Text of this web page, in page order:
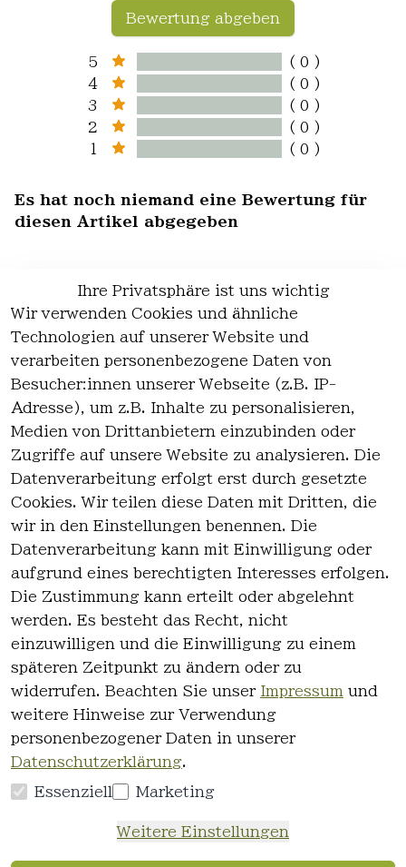
Bewertung abgeben
5
( 0 )
4
( 0 )
3
( 0 )
2
( 0 )
1
( 0 )
Es hat noch niemand eine Bewertung für
diesen Artikel abgegeben
EU-Verantwortliche Person - klicken Sie
für Details
Ihre Privatsphäre ist uns wichtig
Wir verwenden Cookies und ähnliche
Technologien auf unserer Website und
verarbeiten personenbezogene Daten von
Besucher:innen unserer Webseite (z.B. IP-
Adresse), um z.B. Inhalte zu personalisieren,
Medien von Drittanbietern einzubinden oder
Zugriffe auf unsere Website zu analysieren. Die
Datenverarbeitung erfolgt erst durch gesetzte
Cookies. Wir teilen diese Daten mit Dritten, die
wir in den Einstellungen benennen. Die
Datenverarbeitung kann mit Einwilligung oder
aufgrund eines berechtigten Interesses erfolgen.
Die Zustimmung kann erteilt oder abgelehnt
werden. Es besteht das Recht, nicht
einzuwilligen und die Einwilligung zu einem
späteren Zeitpunkt zu ändern oder zu
widerrufen. Beachten Sie unser Impressum und
weitere Hinweise zur Verwendung
personenbezogener Daten in unserer
Datenschutzerklärung.
Essenziell Marketing
Weitere Einstellungen
es
AGB
Datenschutz
Widerrufsre
cht
Kontakt
Kontakt
Registrieren
widerrufen